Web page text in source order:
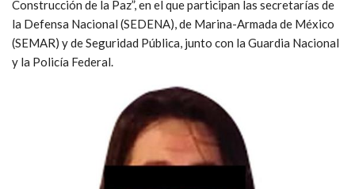
Construcción de la Paz”, en el que participan las secretarías de
la Defensa Nacional (SEDENA), de Marina-Armada de México
(SEMAR) y de Seguridad Pública, junto con la Guardia Nacional
y la Policía Federal.